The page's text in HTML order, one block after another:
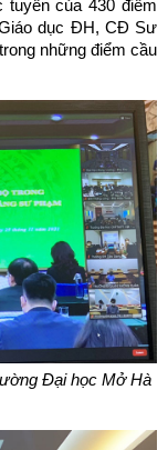
của 430 điểm
dục ĐH, CĐ Sư
những điểm cầu
Đại học Mở Hà